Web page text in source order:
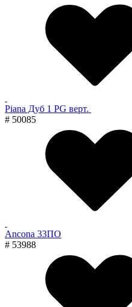
Piana Дуб 1 PG верт.
# 50085
Ancona 33ПО
# 53988